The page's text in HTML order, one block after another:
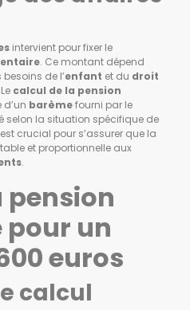
intervient pour fixer le
. Ce montant dépend
besoins de l’enfant et du droit
calcul de la pension
barèmefourni par le
selon la situation spécifique de
crucial pour s’assurer que la
et proportionnelle aux
.
pension
un
euros
calcul